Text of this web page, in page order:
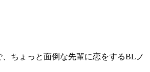
ちょっと面倒な先輩に恋をするBLノ